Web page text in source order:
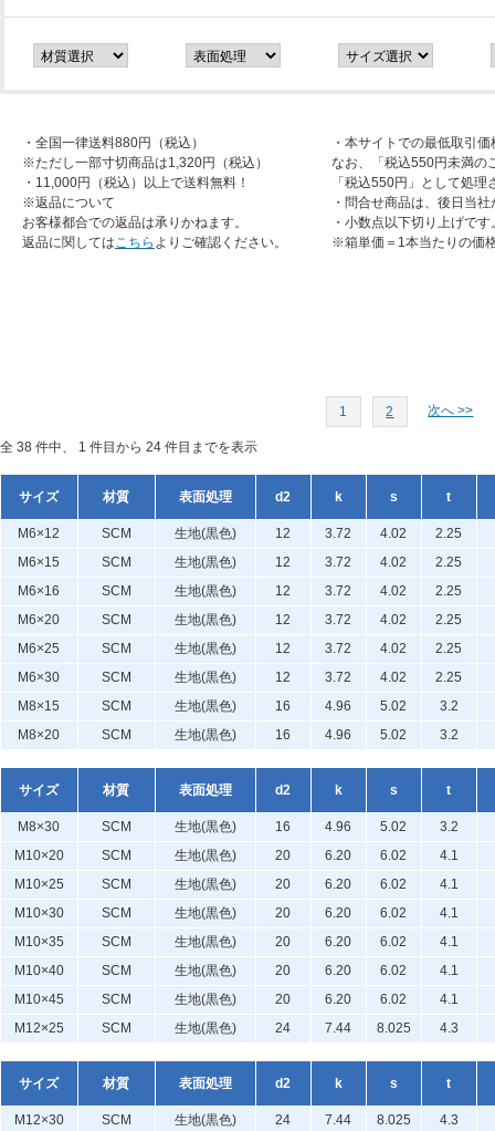
・全国一律送料880円（税込）
※ただし一部寸切商品は1,320円（税込）
・11,000円（税込）以上で送料無料！
※返品について
お客様都合での返品は承りかねます。
返品に関してはこちら よりご確認ください。
・本サイトでの最低取引
なお、「税込550円未満の
「税込550円」として処
・問合せ商品は、後日当
・小数点以下切り上げです
※箱単価＝1本当たりの価
1 2 次へ >>
全 38 件中、 1 件目から 24 件目までを表示
サイズ 材質 表面処理 d2 k s t
M6×12 SCM 生地(黒色) 12 3.72 4.02
2.25
M6×15
SCM 生地(黒色) 12 3.72 4.02
2.25
M6×16
SCM 生地(黒色) 12 3.72 4.02
2.25
M6×20
SCM 生地(黒色) 12 3.72 4.02
2.25
M6×25
SCM 生地(黒色) 12 3.72 4.02
2.25
M6×30
SCM 生地(黒色) 12 3.72 4.02
2.25
M8×15
SCM 生地(黒色) 16 4.96 5.02
3.2
M8×20
SCM 生地(黒色) 16 4.96 5.02 3.2
サイズ 材質 表面処理 d2 k s t
M8×30 SCM 生地(黒色) 16 4.96 5.02
3.2
M10×20
SCM 生地(黒色) 20 6.20 6.02
4.1
M10×25
SCM 生地(黒色) 20 6.20 6.02
4.1
M10×30
SCM 生地(黒色) 20 6.20 6.02
4.1
M10×35
SCM 生地(黒色) 20 6.20 6.02
4.1
M10×40
SCM 生地(黒色) 20 6.20 6.02
4.1
M10×45
SCM 生地(黒色) 20 6.20 6.02
4.1
M12×25
SCM 生地(黒色) 24 7.44 8.025 4.3
サイズ 材質 表面処理 d2 k s t
M12×30 SCM 生地(黒色) 24 7.44 8.025 4.3